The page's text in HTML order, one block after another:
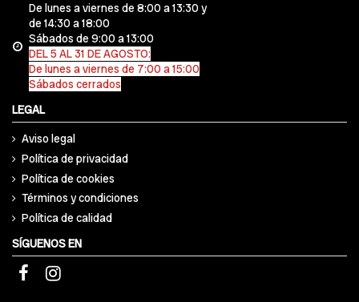
De lunes a viernes de 8:00 a 13:30 y
de 14:30 a 18:00
Sábados de 9:00 a 13:00
DEL 5 AL 31 DE AGOSTO:
De lunes a viernes de 7:00 a 15:00
Sábados cerrados
LEGAL
Aviso legal
Política de privacidad
Política de cookies
Términos y condiciones
Política de calidad
SÍGUENOS EN